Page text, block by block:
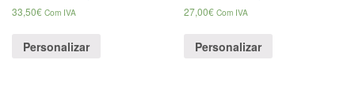
33,50€ Com IVA
Personalizar
27,00€ Com IVA
Personalizar